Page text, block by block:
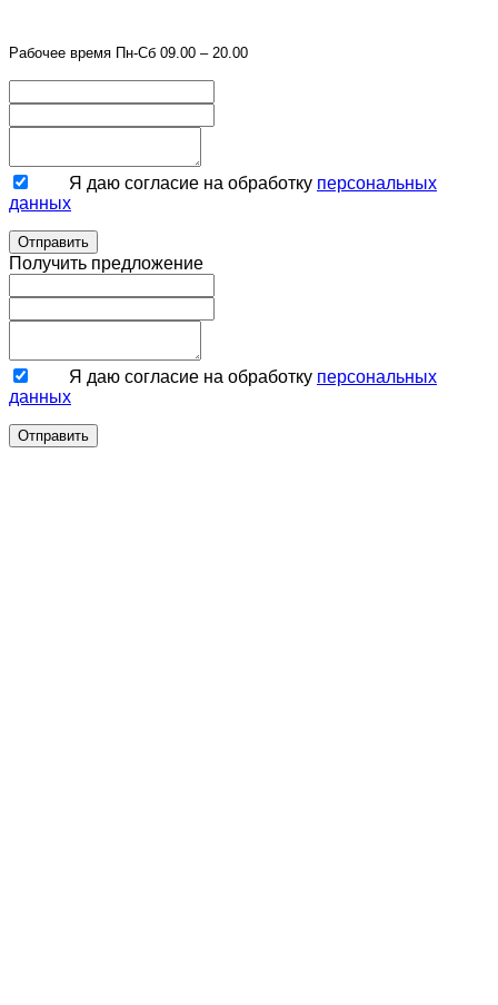
Рабочее время Пн-Сб 09.00 – 20.00
Я даю согласие на обработку персональных
данных
Отправить
Получить предложение
Я даю согласие на обработку персональных
данных
Отправить